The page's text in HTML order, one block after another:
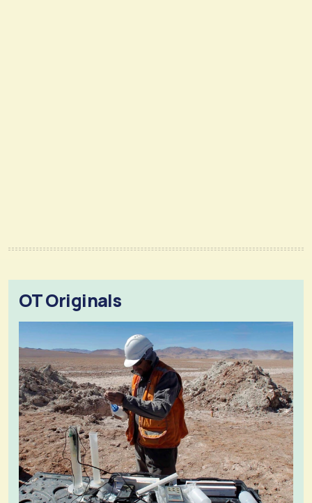
OT Originals